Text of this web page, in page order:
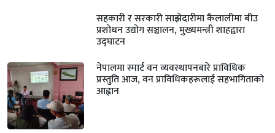
सहकारी र सरकारी साझेदारीमा कैलालीमा बीउ
प्रशोधन उद्योग सञ्चालन, मुख्यमन्त्री शाहद्वारा
उद्घाटन
नेपालमा स्मार्ट वन व्यवस्थापनबारे प्राविधिक
प्रस्तुति आज, वन प्राविधिकहरूलाई सहभागिताको
आह्वान